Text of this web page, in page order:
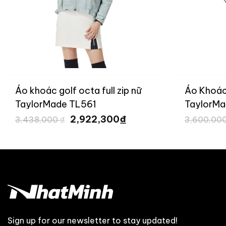
Áo khoác golf octa full zip nữ
TaylorMade TL561
3,438,000₫ Giá
gốc
2,922,300₫
2,922,300 ₫.
Áo
Sign up for our newsletter to stay updated!